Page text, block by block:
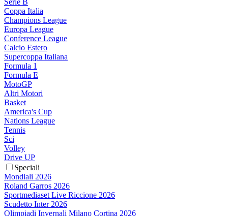
Coppa Italia
Champions League
Europa League
Conference League
Calcio Estero
Supercoppa Italiana
Formula 1
Formula E
MotoGP
Altri Motori
Basket
America's Cup
Nations League
Tennis
Sci
Volley
Drive UP
Speciali
Mondiali 2026
Roland Garros 2026
Sportmediaset Live Riccione 2026
Scudetto Inter 2026
Olimpiadi Invernali Milano Cortina 2026